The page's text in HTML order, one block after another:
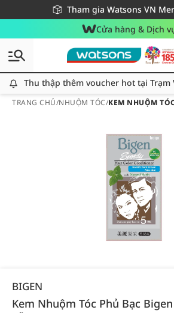
Tham gia Watsons VN
Miễn phí giao hàng cho đơn
Giao hàng nhanh 24h - Áp dụng khu
Cửa hàng & Dịch
Thu thập thêm voucher hot tại Trạm Voucher
Thu thập thêm voucher hot tại Trạm
TRANG CHỦ/NHUỘM TÓC/KEM NHUỘM
BIGEN
Kem Nhuộm Tóc Phủ Bạc